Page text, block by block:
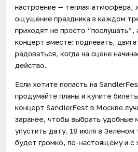
настроение — тёплая атмосфера,
ощущение праздника в каждом
приходят не просто “послушать”,
концерт вместе: подпевать,
радоваться, когда на сцене
действо.
Если хотите попасть на
продумайте планы и купите
концерт SandlerFest в Москве
заранее, чтобы выбрать удобные
упустить дату. 18 июля в
будет громко, по-настоящему и с